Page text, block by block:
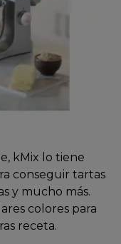
kMix lo tiene
conseguir tartas
y mucho más.
colores para
receta.